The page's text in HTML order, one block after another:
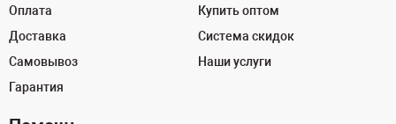
Оплата
Доставка
Самовывоз
Гарантия
Купить оптом
Система скидок
Наши услуги